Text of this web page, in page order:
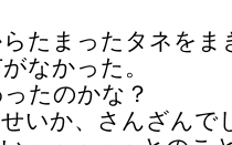
たまったタネをま
なかった。
たのかな？
いか、さんざんで